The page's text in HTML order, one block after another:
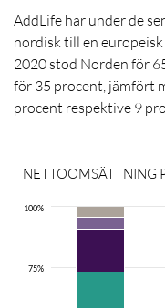
AddLife har under de
nordisk till en
2020 stod Norden för
för 35 procent, jämfört
procent respektive 9
NETTOOMSÄTTNING
75%
100%